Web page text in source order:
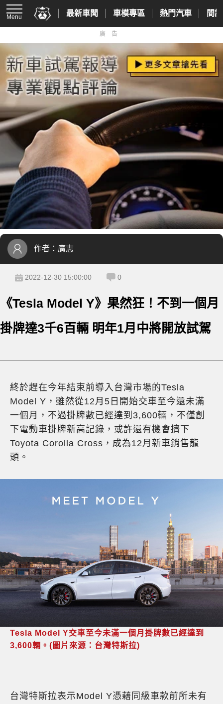
Menu 最新車聞 車模專區 熱門汽車 間
廣告
作者： 廣志
2022-12-30 15:00:00 0
《Tesla Model Y》果然狂！不到一個月
掛牌達3千6百輛 明年1月中將開放試駕
終於趕在今年結束前導入台灣市場的Tesla
Model Y，雖然從12月5日開始交車至今還未滿
一個月，不過掛牌數已經達到 3,600輛，不僅創
下電動車掛牌新高記錄，或許還有機會擠下
Toyota Corolla Cross，成為12月新車銷售龍
頭。
Tesla Model Y交車至今未滿一個月掛牌數已經達到
3,600輛。(圖片來源：台灣特斯拉)
台灣特斯拉表示Model Y憑藉同級車款前所未有